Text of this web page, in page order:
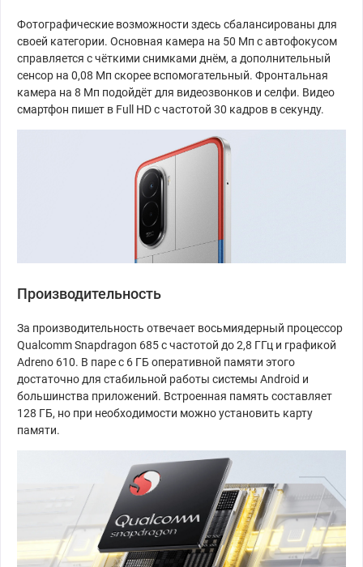
Фотографические возможности здесь сбалансированы для
своей категории. Основная камера на 50 Мп с автофокусом
справляется с чёткими снимками днём, а дополнительный
сенсор на 0,08 Мп скорее вспомогательный. Фронтальная
камера на 8 Мп подойдёт для видеозвонков и селфи. Видео
смартфон пишет в Full HD с частотой 30 кадров в секунду.
Производительность
За производительность отвечает восьмиядерный процессор
Qualcomm Snapdragon 685 с частотой до 2,8 ГГц и графикой
Adreno 610. В паре с 6 ГБ оперативной памяти этого
достаточно для стабильной работы системы Android и
большинства приложений. Встроенная память составляет
128 ГБ, но при необходимости можно установить карту
памяти.